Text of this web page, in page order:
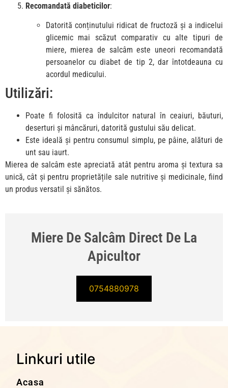
Recomandată diabeticilor:
Datorită conținutului ridicat de fructoză și a indicelui
glicemic mai scăzut comparativ cu alte tipuri de
miere, mierea de salcâm este uneori recomandată
persoanelor cu diabet de tip 2, dar întotdeauna cu
acordul medicului.
Utilizări:
Poate fi folosită ca îndulcitor natural în ceaiuri, băuturi,
deserturi și mâncăruri, datorită gustului său delicat.
Este ideală și pentru consumul simplu, pe pâine, alături de
unt sau iaurt.
Mierea de salcâm este apreciată atât pentru aroma și textura sa
unică, cât și pentru proprietățile sale nutritive și medicinale, fiind
un produs versatil și sănătos.
Miere De Salcâm Direct De La
Apicultor
0754880978
Linkuri utile
Acasa